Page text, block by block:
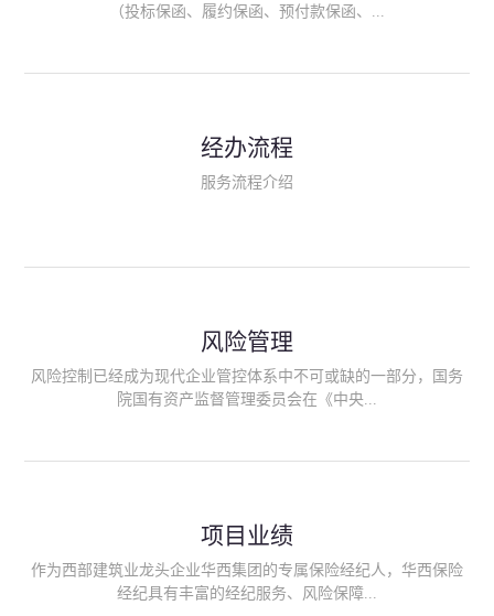
（投标保函、履约保函、预付款保函、...
险、政府公共安全责任保险/自然灾害公众责任保险、精神病监护
人责任险、首台套/首版次保险、科技保险等）；（三）传统财产
险产品；（六）保险招投标业务。随着业务的开展，华西经纪会
供专业、优质的保险经纪服务。
经办流程
服务流程介绍
风险管理
风险控制已经成为现代企业管控体系中不可或缺的一部分，国务
院国有资产监督管理委员会在《中央...
能够为客户降低风险管理成本，提高经营效率；能够为企业提供
从风险评估、风险分析、风险防范、风险转移到灾后防损、索赔
等全方位、全过程、专家式的服务，拓展和深化由保险公司提供
项目业绩
作为西部建筑业龙头企业华西集团的专属保险经纪人，华西保险
经纪具有丰富的经纪服务、风险保障...